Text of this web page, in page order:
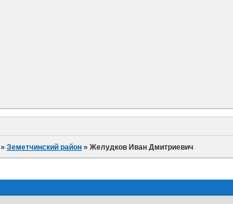
»Земетчинский район »Желудков Иван Дмитриевич